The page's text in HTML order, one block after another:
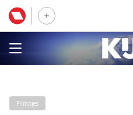
Filmpjes